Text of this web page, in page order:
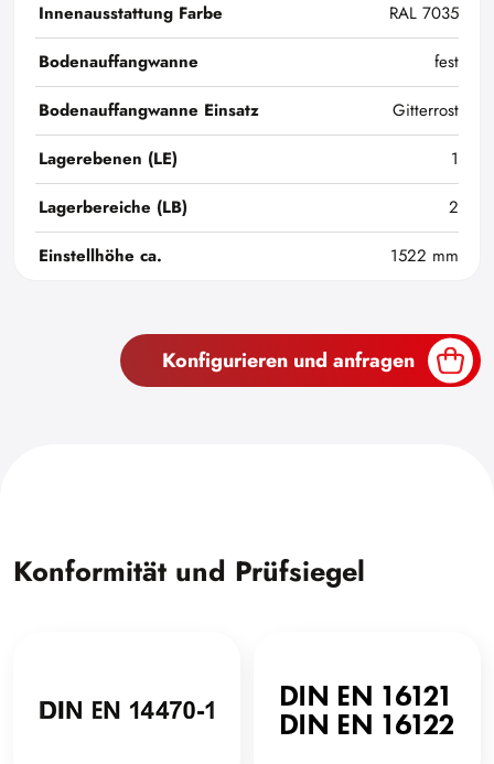
Innenausstattung Farbe
RAL 7035
Bodenauffangwanne
fest
Bodenauffangwanne Einsatz
Gitterrost
Lagerebenen (LE)
1
Lagerbereiche (LB)
2
Einstellhöhe ca.
1522 mm
Konfigurieren und anfragen
Konformität und Prüfsiegel